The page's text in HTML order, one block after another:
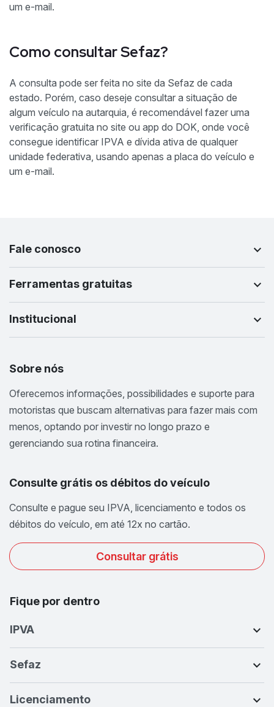
um e-mail.
Como consultar Sefaz?
A consulta pode ser feita no site da Sefaz de cada
estado. Porém, caso deseje consultar a situação de
algum veículo na autarquia, é recomendável fazer uma
verificação gratuita no site ou app do DOK, onde você
consegue identificar IPVA e dívida ativa de qualquer
unidade federativa, usando apenas a placa do veículo e
um e-mail.
Fale conosco
Ferramentas gratuitas
Institucional
Sobre nós
Oferecemos informações, possibilidades e suporte para
motoristas que buscam alternativas para fazer mais com
menos, optando por investir no longo prazo e
gerenciando sua rotina financeira.
Consulte grátis os débitos do veículo
Consulte e pague seu IPVA, licenciamento e todos os
débitos do veículo, em até 12x no cartão.
Consultar grátis
Fique por dentro
IPVA
Sefaz
Licenciamento